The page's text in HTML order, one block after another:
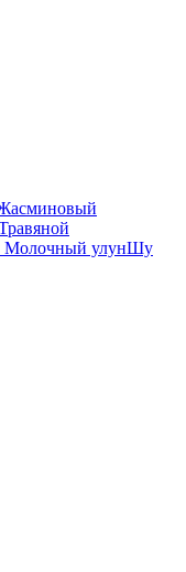
Молочный улунШу